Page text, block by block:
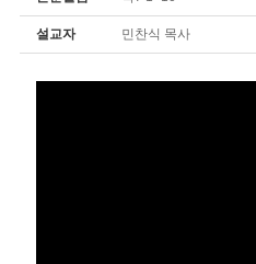
05-18 (고린도전서7) 고전4:1-8 판...
설교자 민찬식 목사